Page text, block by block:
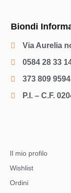
Biondi
Via Aurelia
0584 28 33
373 809 9594
P.I. – C.F.
Il mio profilo
Wishlist
Ordini